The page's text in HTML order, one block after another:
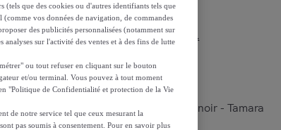
ancien produit,voir les conditions.
en rotin naturel et pieds en métal noir - Tamara
(tels que des cookies ou d'autres identifiants tels que
(comme vos données de navigation, de commandes
des publicités personnalisées (notamment sur
sur l'activité des ventes et à des fins de lutte
ou tout refuser en cliquant sur le bouton
et/ou terminal. Vous pouvez à tout moment
"Politique de Confidentialité et protection de la Vie
de notre service tel que ceux mesurant la
pas soumis à consentement. Pour en savoir plus